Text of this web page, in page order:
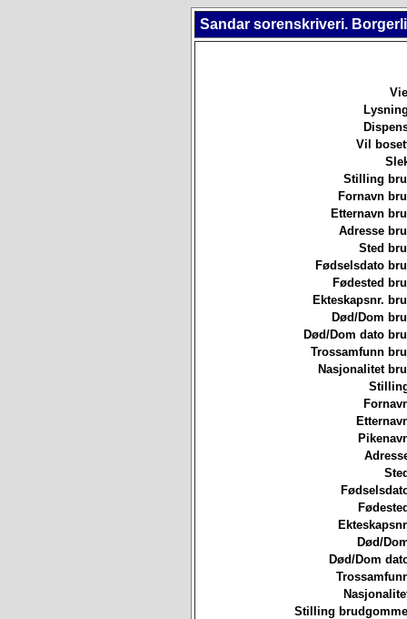
Sandar sorenskriveri.
Vil
Stilling
Fornavn
Etternavn
Adresse
Sted
Fødselsdato
Fødested
Ekteskapsnr.
Død/Dom
Død/Dom dato
Trossamfunn
Nasjonalitet
Død/
Død/Dom
Stilling